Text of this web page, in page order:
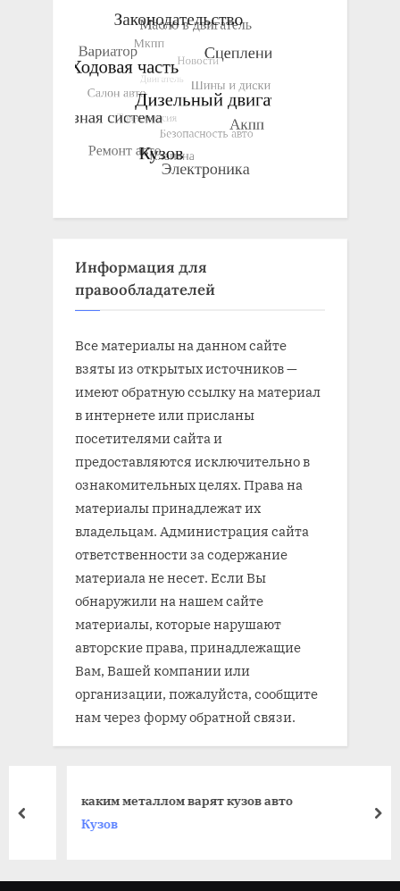
Информация для
правообладателей
Все материалы на данном сайте
взяты из открытых источников —
имеют обратную ссылку на материал
в интернете или присланы
посетителями сайта и
предоставляются исключительно в
ознакомительных целях. Права на
материалы принадлежат их
владельцам. Администрация сайта
ответственности за содержание
материала не несет. Если Вы
обнаружили на нашем сайте
материалы, которые нарушают
авторские права, принадлежащие
Вам, Вашей компании или
организации, пожалуйста, сообщите
нам через форму обратной связи.
каким металлом варят кузов авто
Кузов
prev